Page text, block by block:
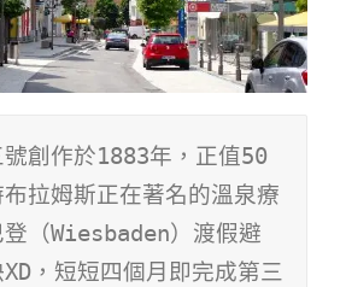
創作於1883年，正值50
拉姆斯正在著名的溫泉療
（Wiesbaden）渡假避
，短短四個月即完成第三